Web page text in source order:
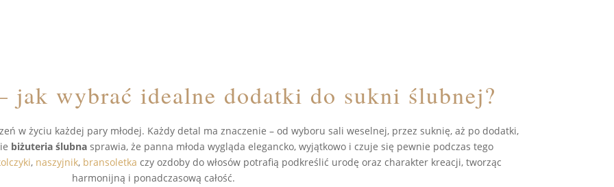
jak wybrać idealne dodatki do sukni ślubnej?
w życiu każdej pary młodej. Każdy detal ma znaczenie – od wyboru sali weselnej, przez suknię, aż po dodatki,
biżuteria ślubna sprawia, że panna młoda wygląda elegancko, wyjątkowo i czuje się pewnie podczas tego
, naszyjnik, bransoletka czy ozdoby do włosów potrafią podkreślić urodę oraz charakter kreacji, tworząc
harmonijną i ponadczasową całość.